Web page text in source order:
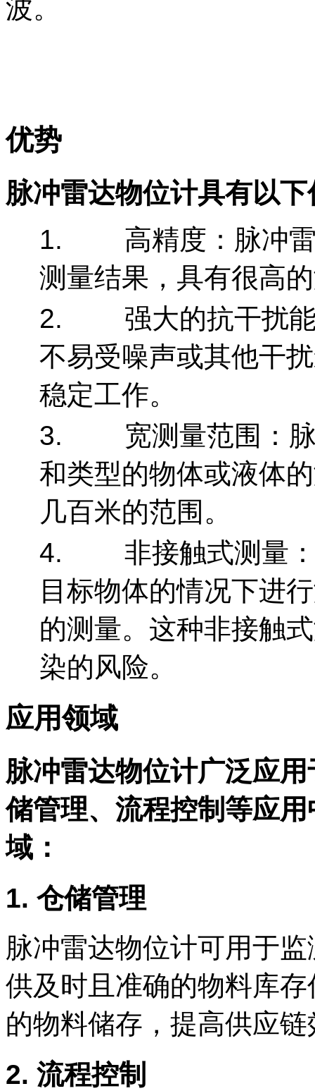
波。
优势
脉冲雷达物位计具有以
1. 高精度：脉冲雷
测量结果，具有很高
2. 强大的抗干扰能
不易受噪声或其他干
稳定工作。
3. 宽测量范围：脉
和类型的物体或液体
几百米的范围。
4. 非接触式测量：
目标物体的情况下进
的测量。这种非接触
染的风险。
应用领域
脉冲雷达物位计广泛应
储管理、流程控制等应
域：
1. 仓储管理
脉冲雷达物位计可用于
供及时且准确的物料库
的物料储存，提高供应链
2. 流程控制